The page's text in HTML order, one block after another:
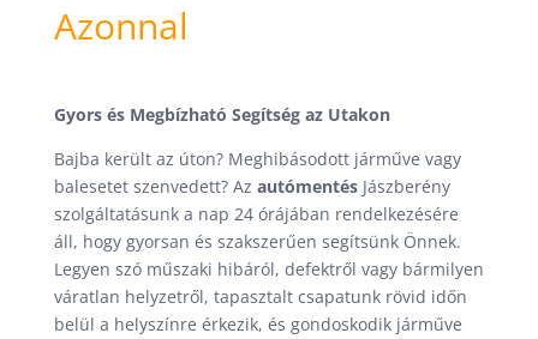
Azonnal
Gyors és Megbízható Segítség az Utakon
Bajba került az úton? Meghibásodott járműve vagy
balesetet szenvedett? Az autómentés Jászberény
szolgáltatásunk a nap 24 órájában rendelkezésére
áll, hogy gyorsan és szakszerűen segítsünk Önnek.
Legyen szó műszaki hibáról, defektről vagy bármilyen
váratlan helyzetről, tapasztalt csapatunk rövid időn
belül a helyszínre érkezik, és gondoskodik járműve